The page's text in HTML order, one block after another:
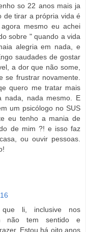
so 22 anos mais ja
de tirar a própria vida é
mesmo eu achei
sobre " quando a vida
alegria em nada, e
saudades de gostar
a dor que não some,
frustrar novamente.
quero me tratar mais
nada, nada mesmo. E
um psicólogo no SUS
eu tenho a mania de
de mim ?! e isso faz
ou ouvir pessoas.
li, inclusive nos
não tem sentido e
Estou há oito anos